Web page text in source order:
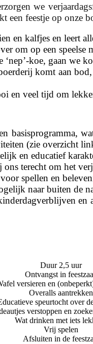
we
een feestje op onze
en kalfjes en leert
om op een speelse
‘nep’-koe, gaan we
komt aan
en veel tijd om
basisprogramma,
(zie overzicht
en educatief
terecht om het
spellen en
naar buiten de
Duur 2,5 uur
Ontvangst in
versieren en
Overalls aantrekken
speurtocht over
verstoppen en
Wat drinken met iets
Vrij spelen
Afsluiten in de